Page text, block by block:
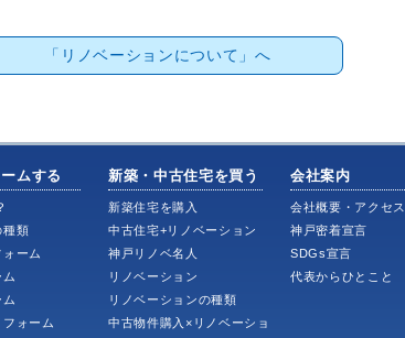
「リノベーションについて」へ
ムする
種類
ーム
ォーム
新築・中古住宅を買う
新築住宅を購入
中古住宅+リノベーション
神戸リノベ名人
リノベーション
リノベーションの種類
中古物件購入×リノベーショ
会社案内
会社概要・アクセス
神戸密着宣言
SDGs宣言
代表からひとこと